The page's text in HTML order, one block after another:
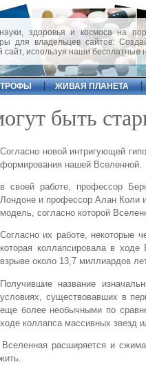
здоровья и космоса на
для владельцев сайтов.
сайт, используя наши
ЖИВАЯ ПЛАНЕТА
быть
Согласно новой интригующей
формирования нашей Вселенной.
в своей работе, профессор
Лондоне и профессор Алан Коли
модель, согласно которой
Согласно их работе, некоторые
которая коллапсировала в
взрыве около 13,7 миллиардов
Получившие название
условиях, существовавших в
еще более необычными по
ходе коллапса массивных звезд
расширяется и